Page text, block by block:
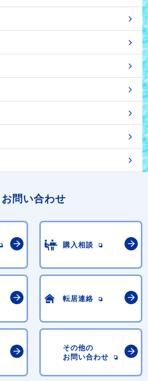
お問い合わせ
購入相談
転居連絡
その他の
お問い合わせ